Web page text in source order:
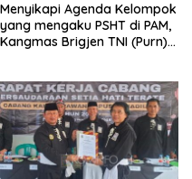
Menyikapi Agenda Kelompok
yang mengaku PSHT di PAM,
Kangmas Brigjen TNI (Purn)